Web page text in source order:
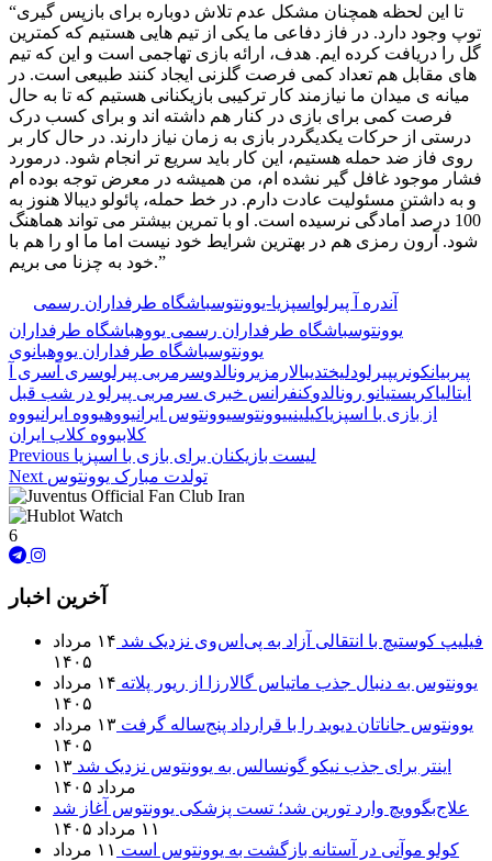
“تا این لحظه همچنان مشکل عدم تلاش دوباره برای بازپس گیری
توپ وجود دارد. در فاز دفاعی ما یکی از تیم هایی هستیم که کمترین
گل را دریافت کرده ایم. هدف، ارائه بازی تهاجمی است و این که تیم
های مقابل هم تعداد کمی فرصت گلزنی ایجاد کنند طبیعی است. در
میانه ی میدان ما نیازمند کار ترکیبی بازیکنانی هستیم که تا به حال
فرصت کمی برای بازی در کنار هم داشته اند و برای کسب درک
درستی از حرکات یکدیگردر بازی به زمان نیاز دارند. در حال کار بر
روی فاز ضد حمله هستیم، این کار باید سریع تر انجام شود. درمورد
فشار موجود غافل گیر نشده ام، من همیشه در معرض توجه بوده ام
و به داشتن مسئولیت عادت دارم. در خط حمله، پائولو دیبالا هنوز به
100 درصد آمادگی نرسیده است. او با تمرین بیشتر می تواند هماهنگ
شود. آرون رمزی هم در بهترین شرایط خود نیست اما ما او را هم با
خود به چزنا می بریم.”
آندره آ پیرلو اسپزیا-یوونتوسباشگاه طرفداران رسمی
یوونتوسباشگاه طرفداران رسمی یووهباشگاه طرفداران
یوونتوسباشگاه طرفداران یووهبانوی
پیر بیانکونریپیرلودلیختدیبالارمزیرونالدوسرمربی پیرلوسری آ سری آ
ایتالیاکریستیانو رونالدوکنفرانس خبری سرمربی پیرلو در شب قبل
از بازی با اسپزیاکیلینییوونتوسیوونتوس ایرانیووهیووه ایرانیووه
کلابیووه کلاب ایران
Previous لیست بازیکنان برای بازی با اسپزیا
Next تولدت مبارک یوونتوس
6
آخرین اخبار
فیلیپ کوستیچ با انتقالی آزاد به پی‌اس‌وی نزدیک شد
۱۴ مرداد
۱۴۰۵
یوونتوس به دنبال جذب ماتیاس گالارزا از ریور پلاته
۱۴ مرداد
۱۴۰۵
یوونتوس جاناتان دیوید را با قرارداد پنج‌ساله گرفت
۱۳ مرداد
۱۴۰۵
اینتر برای جذب نیکو گونسالس به یوونتوس نزدیک شد ۱۳
مرداد ۱۴۰۵
علاج‌بگوویچ وارد تورین شد؛ تست پزشکی یوونتوس آغاز شد
۱۱ مرداد ۱۴۰۵
کولو موآنی در آستانه بازگشت به یوونتوس است
۱۱ مرداد